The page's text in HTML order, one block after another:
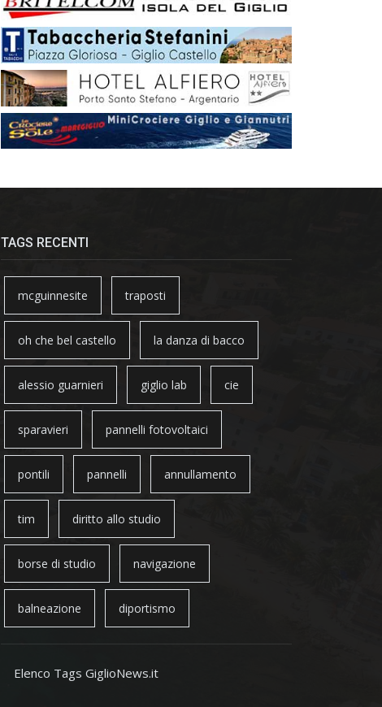
TAGS RECENTI
mcguinnesite traposti
oh che bel castello la danza di bacco
alessio guarnieri giglio lab cie
sparavieri pannelli fotovoltaici
pontili pannelli annullamento
tim diritto allo studio
borse di studio navigazione
balneazione diportismo
Elenco Tags GiglioNews.it